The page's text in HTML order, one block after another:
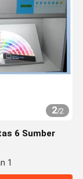
2/2
6 Sumber
1